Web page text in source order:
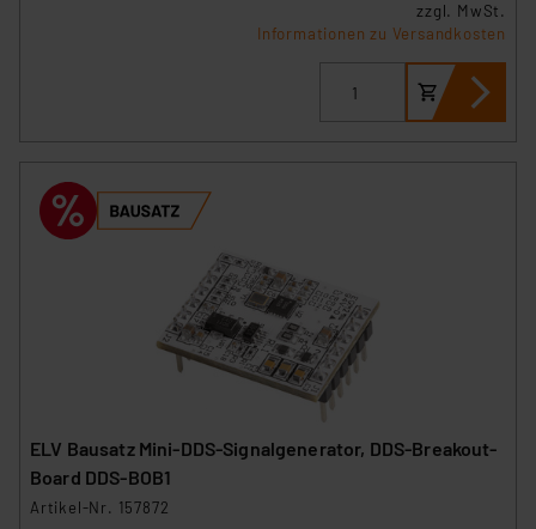
zzgl. MwSt.
Informationen zu Versandkosten
ELV Bausatz Mini-DDS-Signalgenerator, DDS-Breakout-
Board DDS-BOB1
Artikel-Nr. 157872